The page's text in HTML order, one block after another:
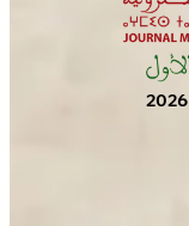
بمنطقة منابع